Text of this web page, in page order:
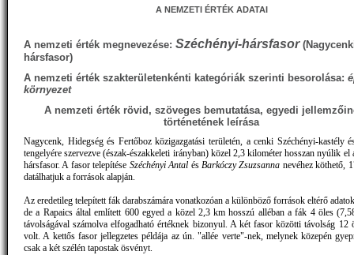
A NEMZETI ÉRTÉK ADATAI
A nemzeti érték megnevezése: Széchényi-hársfasor
hársfasor)
A nemzeti érték szakterületenkénti kategóriák szerinti besorolása:
környezet
A nemzeti érték rövid, szöveges bemutatása, egyedi
történetének leírása
Nagycenk, Hidegség és Fertőboz közigazgatási területén, a cenki Széchényi-kastély
tengelyére szervezve (észak-északkeleti irányban) közel 2,3 kilométer hosszan nyúlik el
hársfasor. A fasor telepítése Széchényi Antal és Barkóczy Zsuzsanna nevéhez köthető,
datálhatjuk a források alapján.
Az eredetileg telepített fák darabszámára vonatkozóan a különböző források eltérő
de a Rapaics által említett 600 egyed a közel 2,3 km hosszú alléban a fák 4 öles
távolságával számolva elfogadható értéknek bizonyul. A két fasor közötti távolság 12
volt. A kettős fasor jellegzetes példája az ún. "allée verte"-nek, melynek közepén
csak a két szélén tapostak ösvényt.